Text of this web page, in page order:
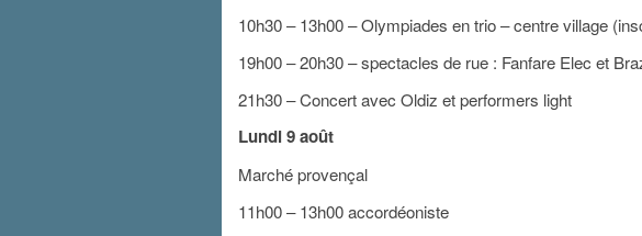
10h30 – 13h00 – Olympiades en trio – centre village
19h00 – 20h30 – spectacles de rue : Fanfare Elec et
21h30 – Concert avec Oldiz et performers light
Lundi 9 août
Marché provençal
11h00 – 13h00 accordéoniste